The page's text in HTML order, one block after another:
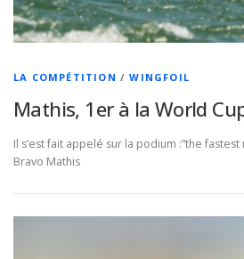
LA COMPÉTITION /WINGFOIL
Mathis, 1er à la World
Il s’est fait appelé sur la podium :”the
Bravo Mathis